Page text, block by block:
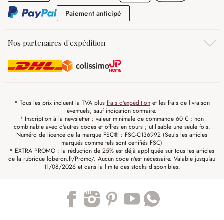
Paiement anticipé
Nos partenaires d'expédition
* Tous les prix incluent la TVA plus frais d'expéditionet les frais de livraison
éventuels, sauf indication contraire.
¹ Inscription à la newsletter : valeur minimale de commande 60 € ; non
combinable avec d'autres codes et offres en cours ; utilisable une seule fois.
Numéro de licence de la marque FSC® : FSC-C136992 (Seuls les articles
marqués comme tels sont certifiés FSC)
* EXTRA PROMO : la réduction de 25% est déjà appliquée sur tous les articles
de la rubrique loberon.fr/Promo/. Aucun code n'est nécessaire. Valable jusqu'au
11/08/2026 et dans la limite des stocks disponibles.